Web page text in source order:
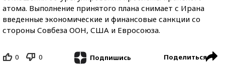
атома. Выполнение принятого плана снимает с Ирана
введенные экономические и финансовые санкции со
стороны Совбеза ООН, США и Евросоюза.
0 0 Подпишись Поделиться